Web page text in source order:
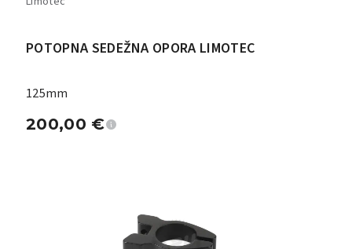
POTOPNA SEDEŽNA OPORA LIMOTEC
125mm
200,00 €